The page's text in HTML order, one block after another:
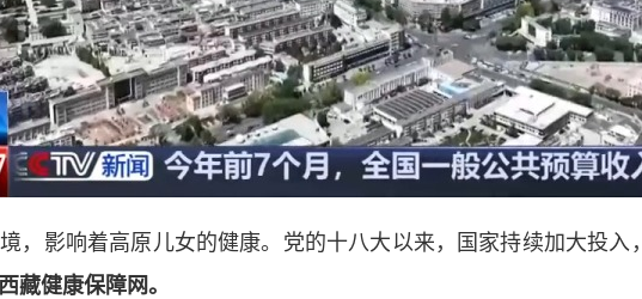
影响着高原儿女的健康。党的十八大以来，国家持续加大投入，
藏健康保障网。